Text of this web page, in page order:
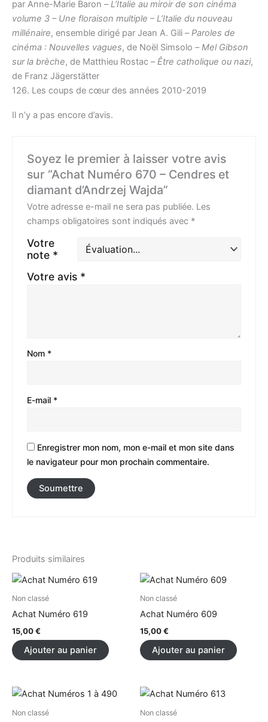
par Anne-Marie Baron –L’Italie au miroir de son cinéma
volume 3 – Une floraison multiple – L’Italie du nouveau
millénaire, ensemble dirigé par Jean A. Gili –Paroles de
cinéma : Nouvelles vagues, de Noël Simsolo –Mel Gibson
sur la brèche, de Matthieu Rostac –Être catholique ou nazi,
de Franz Jägerstätter
126. Les coups de cœur des années 2010-2019
Il n’y a pas encore d’avis.
Soyez le premier à laisser votre avis
sur “Achat Numéro 670 – Cendres et
diamant d’Andrzej Wajda”
Votre adresse e-mail ne sera pas publiée. Les
champs obligatoires sont indiqués avec *
Votre
note *
Votre avis *
Nom *
E-mail *
Enregistrer mon nom, mon e-mail et mon site dans
le navigateur pour mon prochain commentaire.
Produits similaires
Non classé
Achat Numéro 619
15,00€
Ajouter au panier
Non classé
Achat Numéro 609
15,00€
Ajouter au panier
Non classé
Ce
Non classé